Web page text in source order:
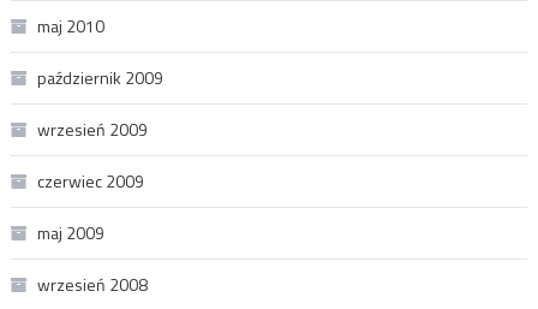
maj 2010
październik 2009
wrzesień 2009
czerwiec 2009
maj 2009
wrzesień 2008